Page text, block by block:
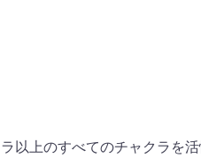
以上のすべてのチャクラを